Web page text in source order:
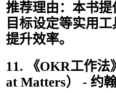
推荐理由：本书提
目标设定等实用
提升效率。
11. 《OKR工作法
at Matters） - 约